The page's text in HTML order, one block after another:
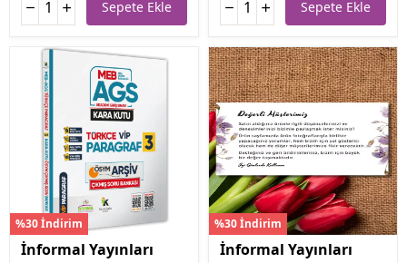
Sepete Ekle Sepete Ekle
%30 İndirim
İnformal Yayınları
%30 İndirim
İnformal Yayınları